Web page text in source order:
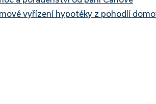
vyřízení hypotéky z pohodlí